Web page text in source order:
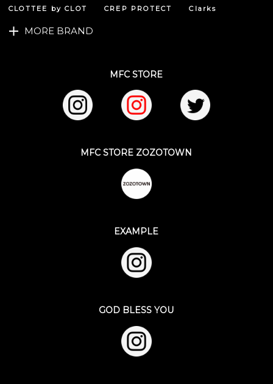
CLOTTEE by CLOT CREP PROTECT Clarks
MORE BRAND
MFC STORE
MFC STORE ZOZOTOWN
EXAMPLE
GOD BLESS YOU